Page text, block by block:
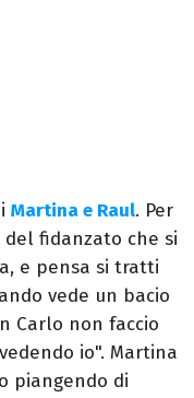
Martina e Raul. Per
fidanzato che si
e pensa si tratti
vede un bacio
Carlo non faccio
io". Martina
piangendo di